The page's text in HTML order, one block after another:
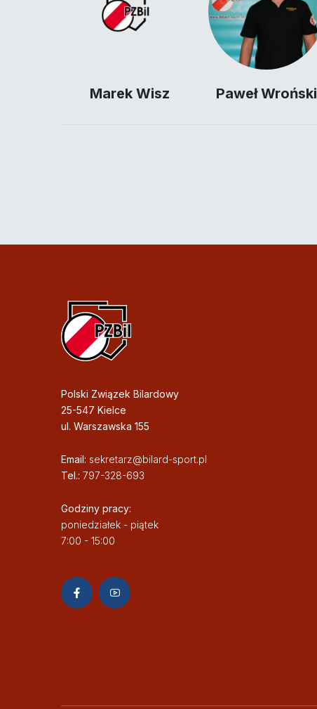
Marek Wisz Paweł Wroński
Polski Związek Bilardowy
25-547 Kielce
ul. Warszawska 155
Email: sekretarz@bilard-sport.pl
Tel.: 797-328-693
Godziny pracy:
poniedziałek - piątek
7:00 - 15:00